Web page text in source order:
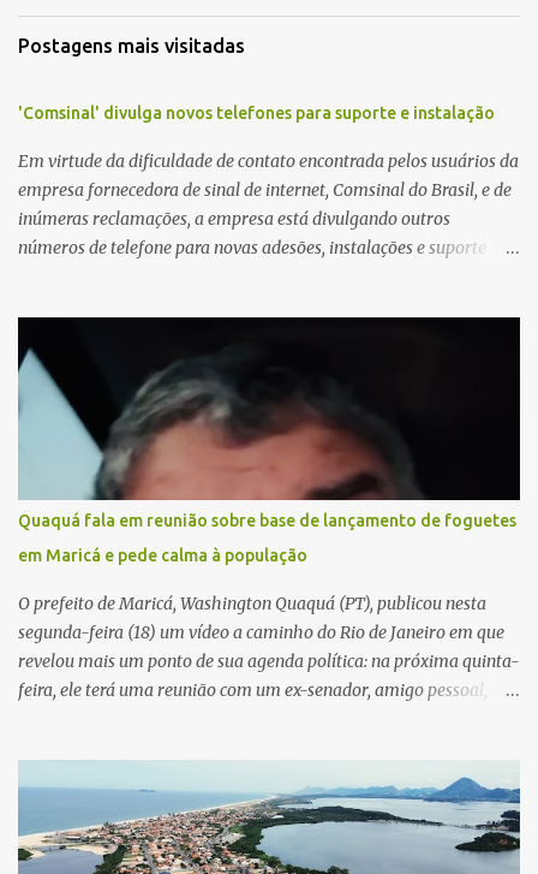
Postagens mais visitadas
'Comsinal' divulga novos telefones para suporte e instalação
Em virtude da dificuldade de contato encontrada pelos usuários da
empresa fornecedora de sinal de internet, Comsinal do Brasil, e de
inúmeras reclamações, a empresa está divulgando outros
números de telefone para novas adesões, instalações e suporte
Quaquá fala em reunião sobre base de lançamento de foguetes
em Maricá e pede calma à população
O prefeito de Maricá, Washington Quaquá (PT), publicou nesta
segunda-feira (18) um vídeo a caminho do Rio de Janeiro em que
revelou mais um ponto de sua agenda política: na próxima quinta-
feira, ele terá uma reunião com um ex-senador, amigo pessoal,
atenção pela ousadia do projeto, que colocaria Maricá em um
novo patamar de visibilidade tecnológica e estratégica. Segundo
Quaquá, a conversa será o início de um debate maior sobre a
viabilidade dessa estrutura na cidade. Durante o vídeo, o prefeito